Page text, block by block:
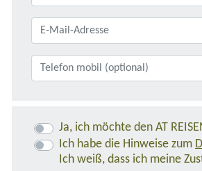
Ja, ich möchte den AT
Ich habe die Hinweise zum
Ich weiß, dass ich meine